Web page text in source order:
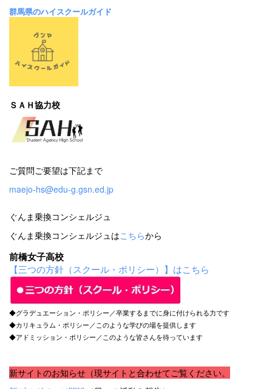
群馬県のハイスクールガイド
ＳＡＨ協力校
ご質問ご要望は下記まで
maejo-hs@edu-g.gsn.ed.jp
ぐんま乗換コンシェルジュ
ぐんま乗換コンシェルジュはこちらから
前橋女子高校
【三つの方針（スクール・ポリシー）】はこちら
◆グラデュエーション・ポリシー／卒業するまでに身に付けられる力です
◆カリキュラム・ポリシー／このような学びの場を提供します
◆アドミッション・ポリシー／このような皆さんを待っています
新サイトのお知らせ（現サイトと合わせてご覧ください。